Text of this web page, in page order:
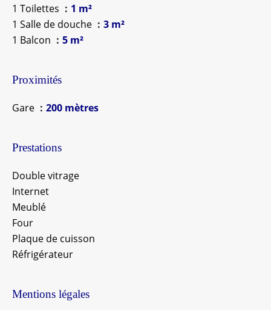
1 Toilettes
1 m²
1 Salle de douche
3 m²
1 Balcon
5 m²
Proximités
Gare 200 mètres
Prestations
Double vitrage
Internet
Meublé
Four
Plaque de cuisson
Réfrigérateur
Mentions légales